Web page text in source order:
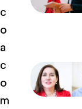
c
o
a
c
o
m